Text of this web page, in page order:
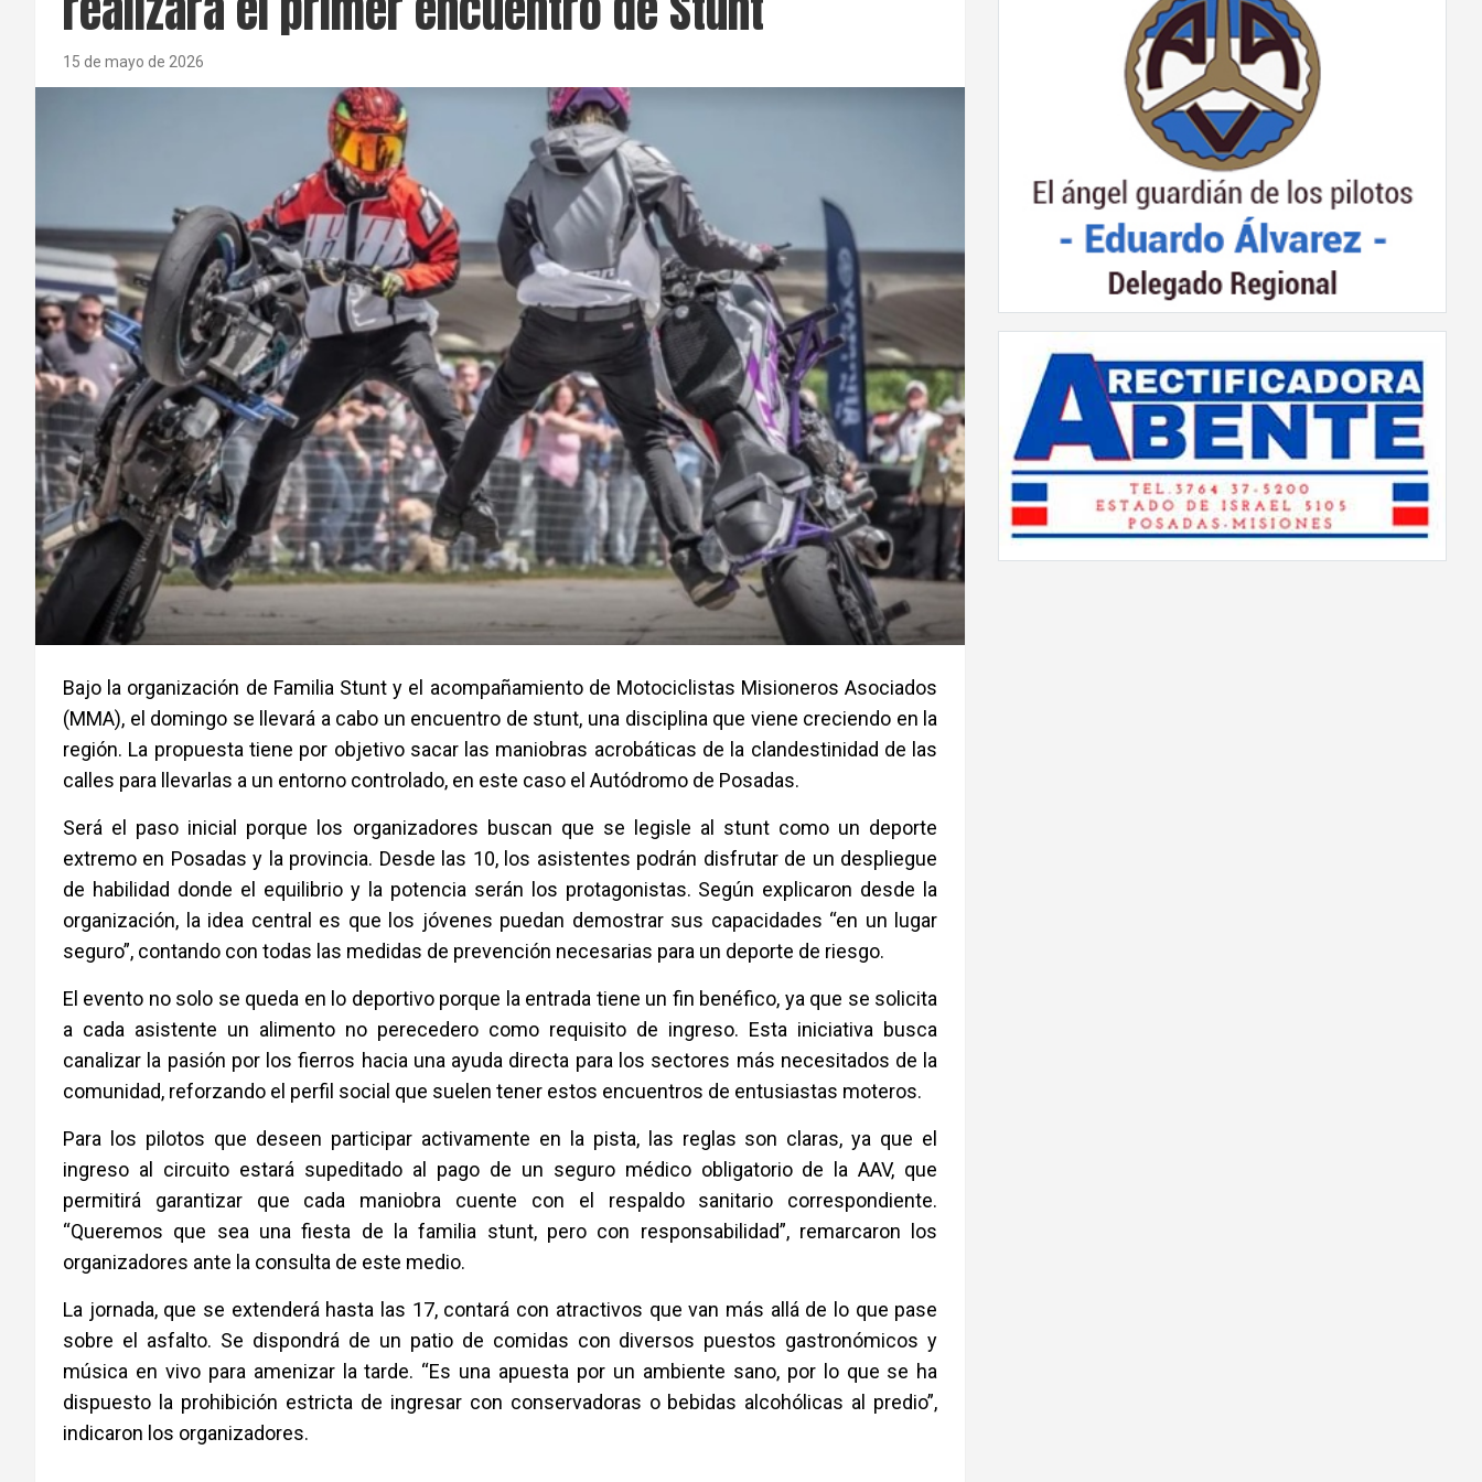
15 de mayo de 2026
Bajo la organización de Familia Stunt y el acompañamiento de Motociclistas Misioneros Asociados
(MMA), el domingo se llevará a cabo un encuentro de stunt, una disciplina que viene creciendo en la
región. La propuesta tiene por objetivo sacar las maniobras acrobáticas de la clandestinidad de las
calles para llevarlas a un entorno controlado, en este caso el Autódromo de Posadas.
Será el paso inicial porque los organizadores buscan que se legisle al stunt como un deporte
extremo en Posadas y la provincia. Desde las 10, los asistentes podrán disfrutar de un despliegue
de habilidad donde el equilibrio y la potencia serán los protagonistas. Según explicaron desde la
organización, la idea central es que los jóvenes puedan demostrar sus capacidades “en un lugar
seguro”, contando con todas las medidas de prevención necesarias para un deporte de riesgo.
El evento no solo se queda en lo deportivo porque la entrada tiene un fin benéfico, ya que se solicita
a cada asistente un alimento no perecedero como requisito de ingreso. Esta iniciativa busca
canalizar la pasión por los fierros hacia una ayuda directa para los sectores más necesitados de la
comunidad, reforzando el perfil social que suelen tener estos encuentros de entusiastas moteros.
Para los pilotos que deseen participar activamente en la pista, las reglas son claras, ya que el
ingreso al circuito estará supeditado al pago de un seguro médico obligatorio de la AAV, que
permitirá garantizar que cada maniobra cuente con el respaldo sanitario correspondiente.
“Queremos que sea una fiesta de la familia stunt, pero con responsabilidad”, remarcaron los
organizadores ante la consulta de este medio.
La jornada, que se extenderá hasta las 17, contará con atractivos que van más allá de lo que pase
sobre el asfalto. Se dispondrá de un patio de comidas con diversos puestos gastronómicos y
música en vivo para amenizar la tarde. “Es una apuesta por un ambiente sano, por lo que se ha
dispuesto la prohibición estricta de ingresar con conservadoras o bebidas alcohólicas al predio”,
indicaron los organizadores.